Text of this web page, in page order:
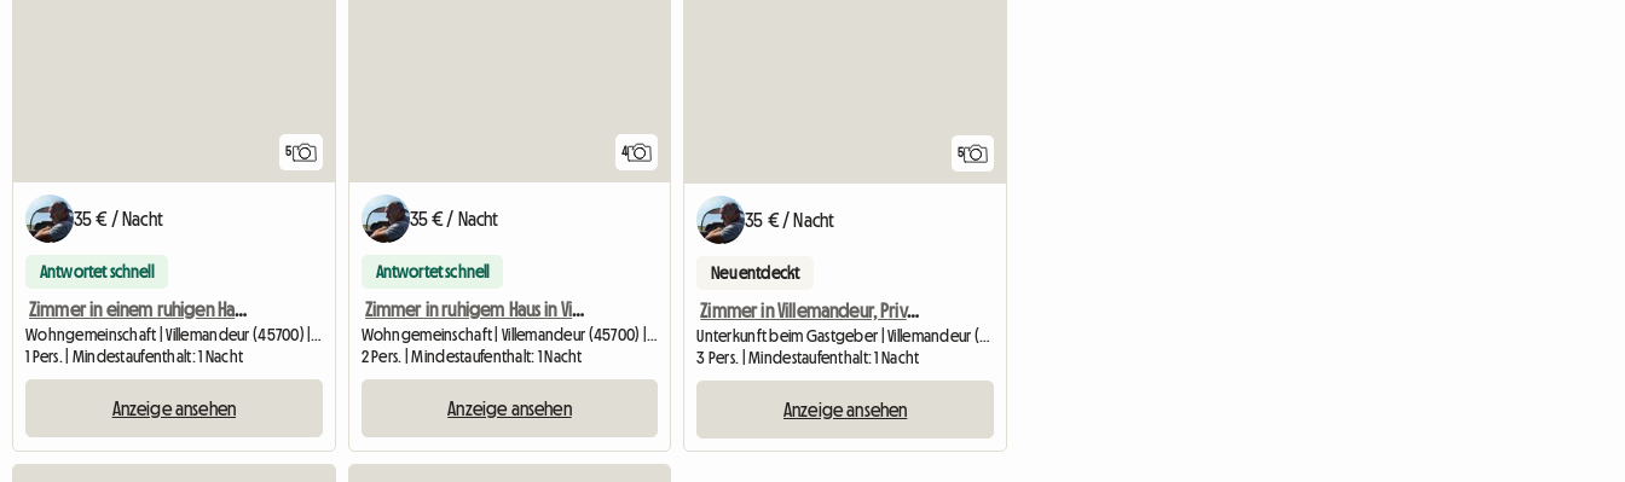
5
35 € / Nacht
Antwortet schnell
Zimmer in einem ruhigen Haus in Villemandeur. (Obergeschoss, Weg)
Wohngemeinschaft | Villemandeur (45700) | 10 M2
1 Pers. | Mindestaufenthalt: 1 Nacht
Anzeige ansehen
4
35 € / Nacht
Antwortet schnell
Zimmer in ruhigem Haus in Villemandeur. (EG 12 m2)
Wohngemeinschaft | Villemandeur (45700) | 12 M2
2 Pers. | Mindestaufenthalt: 1 Nacht
Anzeige ansehen
5
35 € / Nacht
Neu entdeckt
Zimmer in Villemandeur, Privathaus, großes Zimmer
Unterkunft beim Gastgeber | Villemandeur (45700) | 30 M2
3 Pers. | Mindestaufenthalt: 1 Nacht
Anzeige ansehen